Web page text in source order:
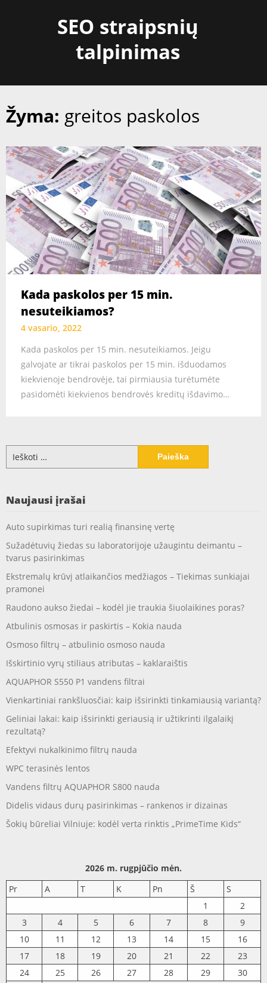
SEO straipsnių
talpinimas
Žyma: greitos paskolos
Kada paskolos per 15 min.
nesuteikiamos?
4 vasario, 2022
Kada paskolos per 15 min. nesuteikiamos. Jeigu
galvojate ar tikrai paskolos per 15 min. išduodamos
kiekvienoje bendrovėje, tai pirmiausia turėtumėte
pasidomėti kiekvienos bendrovės kreditų išdavimo…
Ieškoti:
Naujausi įrašai
Auto supirkimas turi realią finansinę vertę
Sužadėtuvių žiedas su laboratorijoje užaugintu deimantu –
tvarus pasirinkimas
Ekstremalų krūvį atlaikančios medžiagos – Tiekimas sunkiajai
pramonei
Raudono aukso žiedai – kodėl jie traukia šiuolaikines poras?
Atbulinis osmosas ir paskirtis – Kokia nauda
Osmoso filtrų – atbulinio osmoso nauda
Išskirtinio vyrų stiliaus atributas – kaklaraištis
AQUAPHOR S550 P1 vandens filtrai
Vienkartiniai rankšluosčiai: kaip išsirinkti tinkamiausią variantą?
Geliniai lakai: kaip išsirinkti geriausią ir užtikrinti ilgalaikį
rezultatą?
Efektyvi nukalkinimo filtrų nauda
WPC terasinės lentos
Vandens filtrų AQUAPHOR S800 nauda
Didelis vidaus durų pasirinkimas – rankenos ir dizainas
Šokių būreliai Vilniuje: kodėl verta rinktis „PrimeTime Kids“
2026 m. rugpjūčio mėn.
Pr
A T K Pn Š
S
1
2
3
4 5 6 7 8
9
10
11 12 13 14 15
16
17
18 19 20 21 22
23
24
25 26 27 28 29
30